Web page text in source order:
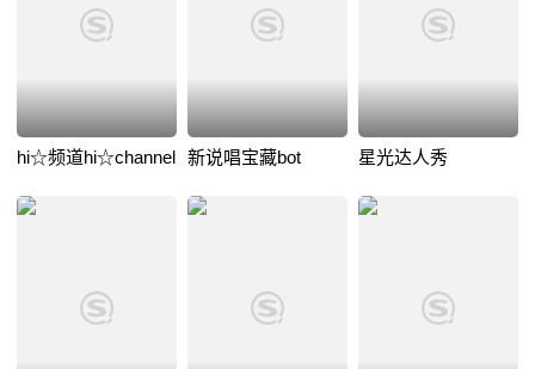
hi☆频道hi☆channel 新说唱宝藏bot 星光达人秀